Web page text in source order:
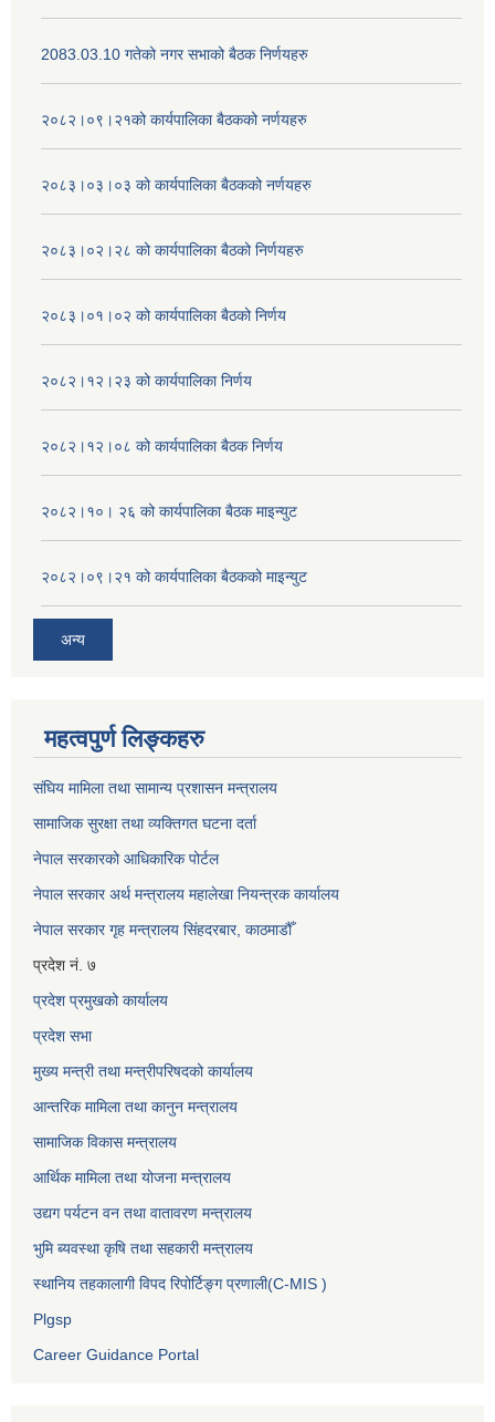
2083.03.10 गतेको नगर सभाको बैठक निर्णयहरु
२०८२।०९।२१को कार्यपालिका बैठकको नर्णयहरु
२०८३।०३।०३ को कार्यपालिका बैठकको नर्णयहरु
२०८३।०२।२८ को कार्यपालिका बैठको निर्णयहरु
२०८३।०१।०२ को कार्यपालिका बैठको निर्णय
२०८२।१२।२३ को कार्यपालिका निर्णय
२०८२।१२।०८ को कार्यपालिका बैठक निर्णय
२०८२।१०। २६ को कार्यपालिका बैठक माइन्युट
२०८२।०९।२१ को कार्यपालिका बैठकको माइन्युट
अन्य
महत्वपुर्ण लिङ्कहरु
संघिय मामिला तथा सामान्य प्रशासन मन्त्रालय
सामाजिक सुरक्षा तथा व्यक्तिगत घटना दर्ता
नेपाल सरकारको आधिकारिक पोर्टल
नेपाल सरकार अर्थ मन्त्रालय महालेखा नियन्त्रक कार्यालय
नेपाल सरकार गृह मन्त्रालय सिंहदरबार, काठमाडौँ
प्रदेश नं. ७
प्रदेश प्रमुखको कार्यालय
प्रदेश सभा
मुख्य मन्त्री तथा मन्त्रीपरिषदको कार्यालय
आन्तरिक मामिला तथा कानुन मन्त्रालय
सामाजिक विकास मन्त्रालय
आर्थिक मामिला तथा योजना मन्त्रालय
उद्यग पर्यटन वन तथा वातावरण मन्त्रालय
भुमि ब्यवस्था कृषि तथा सहकारी मन्त्रालय
स्थानिय तहकालागी विपद रिपोर्टिङ्ग प्रणाली(C-MIS )
Plgsp
Career Guidance Portal